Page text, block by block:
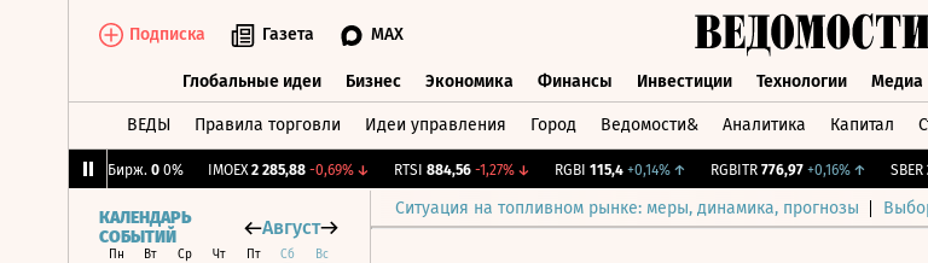
Подписка Газета MAX
Глобальные идеи Бизнес Экономика Финансы Инвестиции Технологии Медиа
ВЕДЫ Правила торговли Идеи управления Город Ведомости& Аналитика Капитал
CNY Бирж. 0 0% IMOEX 2 285,88 -0,69%↓ RTSI 884,56 -1,27%↓ RGBI 115,4 +0,14%↑ RGBITR 776,97 +0,16%↑ SBER
Ситуация на топливном рынке: меры, динамика, прогнозы
КАЛЕНДАРЬ
СОБЫТИЙ
Август
Пн Вт Ср Чт Пт Сб Вс